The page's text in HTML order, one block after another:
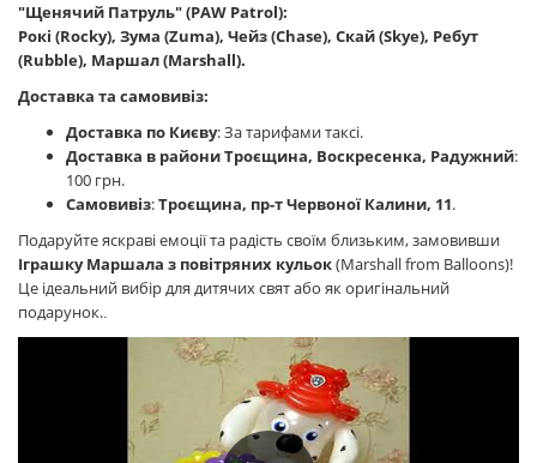
"Щенячий Патруль" (PAW Patrol):
Рокі (Rocky), Зума (Zuma), Чейз (Chase), Скай (Skye), Ребут
(Rubble), Маршал (Marshall).
Доставка та самовивіз:
Доставка по Києву: За тарифами таксі.
Доставка в райони Троєщина, Воскресенка, Радужний:
100 грн.
Самовивіз:Троєщина, пр-т Червоної Калини, 11.
Подаруйте яскраві емоції та радість своїм близьким, замовивши
Іграшку Маршала з повітряних кульок(Marshall from Balloons)!
Це ідеальний вибір для дитячих свят або як оригінальний
подарунок..